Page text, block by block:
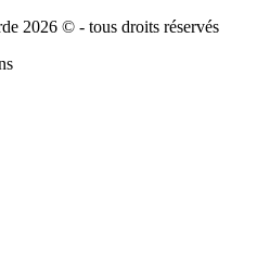
2026 © - tous droits réservés